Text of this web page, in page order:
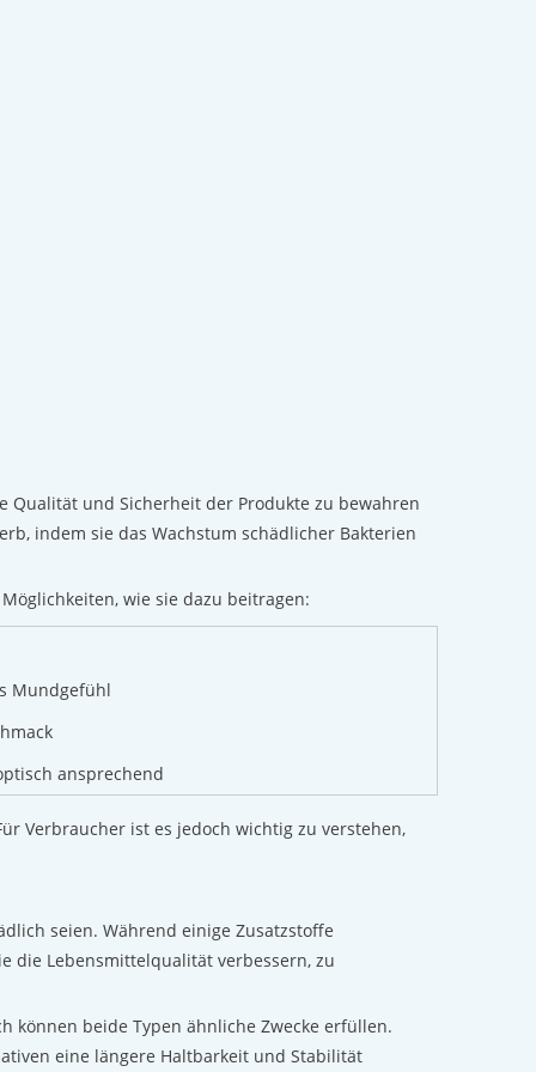
Qualität und Sicherheit der Produkte zu bewahren
indem sie das Wachstum schädlicher Bakterien
wie sie dazu beitragen:
Mundgefühl
ansprechend
Verbraucher ist es jedoch wichtig zu verstehen,
seien. Während einige Zusatzstoffe
die Lebensmittelqualität verbessern, zu
können beide Typen ähnliche Zwecke erfüllen.
eine längere Haltbarkeit und Stabilität